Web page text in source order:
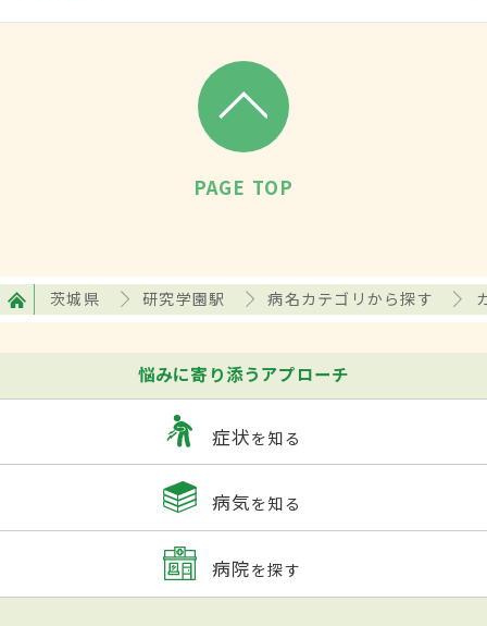
PAGE TOP
茨城県 研究学園駅 病名カテゴリから探す
悩みに寄り添うアプローチ
症状を知る
病気を知る
病院を探す